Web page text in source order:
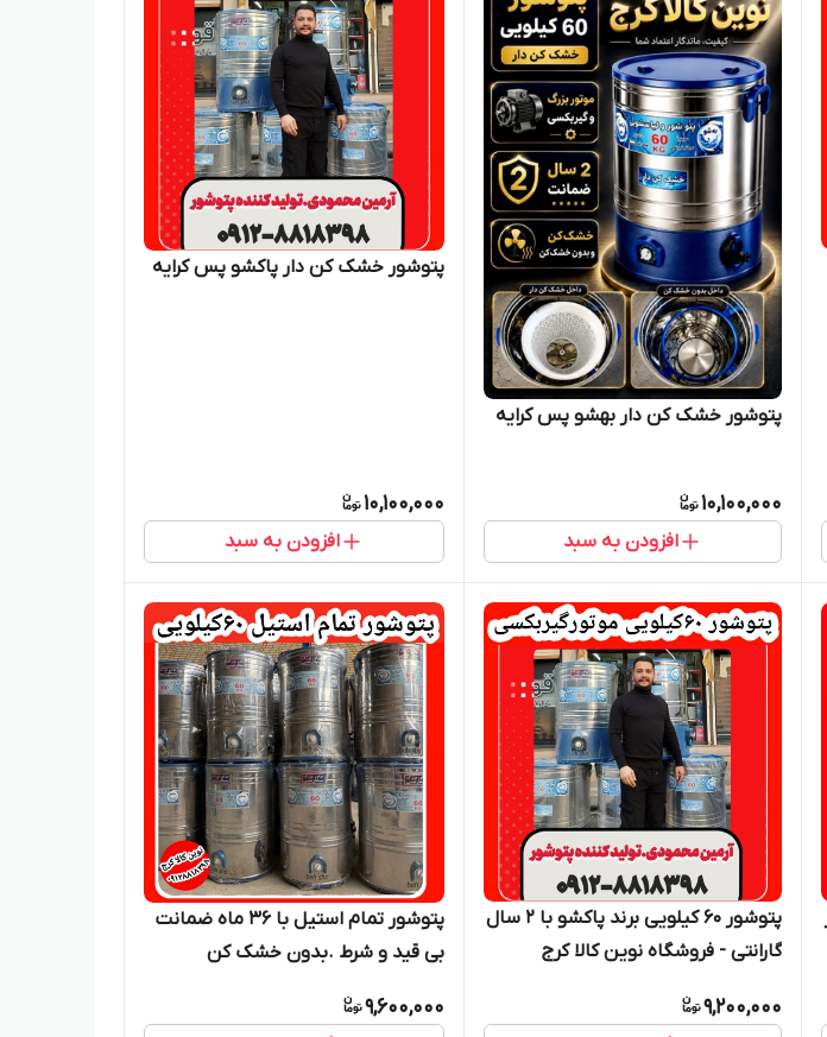
پتوشور خشک کن دار بهشو پس کرایه
10,100,000
افزودن به سبد
پتوشور خشک کن دار پاکشو پس کرایه
10,100,000
افزودن به سبد
پتوشور 60 کیلویی برند پاکشو با 2 سال
گارانتی - فروشگاه نوین کالا کرج
9,200,000
پتوشور تمام استیل با ۳۶ ماه ضمانت
بی قید و شرط .بدون خشک کن
9,600,000